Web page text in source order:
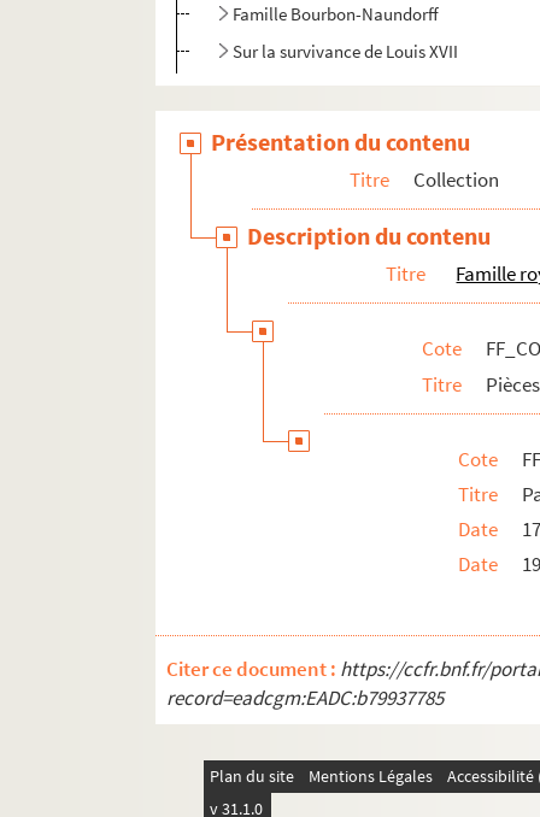
Famille Bourbon-Naundorff
Sur la survivance de Louis XVII
Présentation du contenu
Titre Collection
Description du contenu
Titre Famille
Cote
Titre
Cote
Titre
Date
Date
Citer ce document : https://ccfr.bnf.fr/
record=eadcgm:EADC:b79937785
Plan du site Mentions Légales
v 31.1.0